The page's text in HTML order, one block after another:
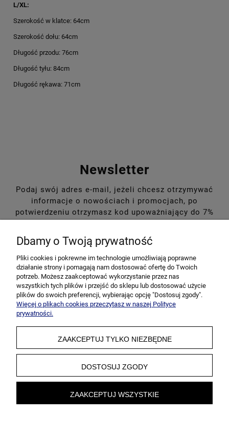
L/XL:
Szerokość w klatce: 64cm
Szerokość dołu: 64cm
Długość przodu: 76cm
Długość tyłu: 84cm
Długość rękawa: 71cm
Newsletter
Podaj swój adres e-mail, jeżeli chcesz otrzymywać
informacje o nowościach i promocjach, po
potwierdzeniu otrzymasz kod upoważniający do 7%
Dbamy o Twoją prywatność
Pliki cookies i pokrewne im technologie umożliwiają poprawne
działanie strony i pomagają nam dostosować ofertę do Twoich
potrzeb. Możesz zaakceptować wykorzystanie przez nas
wszystkich tych plików i przejść do sklepu lub dostosować użycie
plików do swoich preferencji, wybierając opcję "Dostosuj zgody".
Więcej o plikach cookies przeczytasz w naszej Polityce
prywatności.
ZAAKCEPTUJ TYLKO NIEZBĘDNE
DOSTOSUJ ZGODY
ZAAKCEPTUJ WSZYSTKIE